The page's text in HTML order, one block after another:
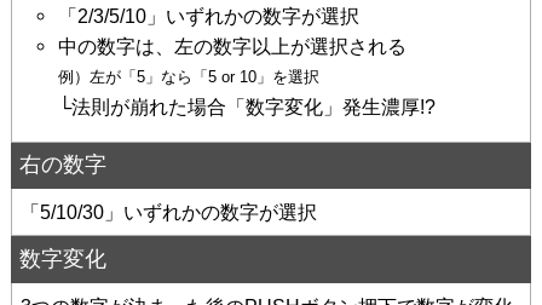
「2/3/5/10」いずれかの数字が選択
中の数字は、左の数字以上が選択される
例）左が「5」なら「5 or 10」を選択
└法則が崩れた場合「数字変化」発生濃厚!?
右の数字
「5/10/30」いずれかの数字が選択
数字変化